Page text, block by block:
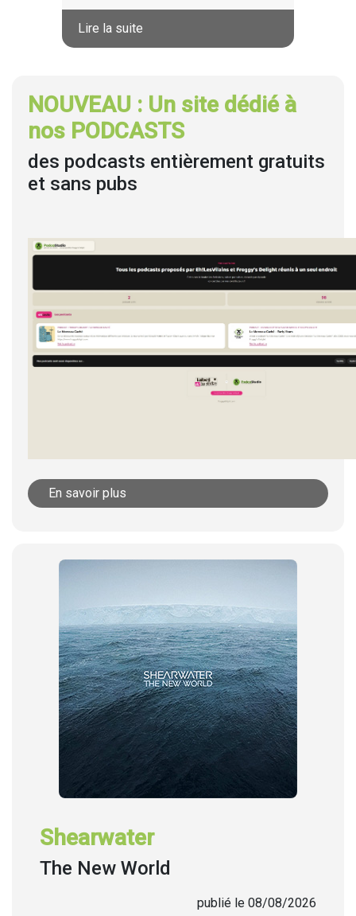
Lire la suite
NOUVEAU : Un site dédié à
nos PODCASTS
des podcasts entièrement gratuits
et sans pubs
En savoir plus
Shearwater
The New World
publié le 08/08/2026